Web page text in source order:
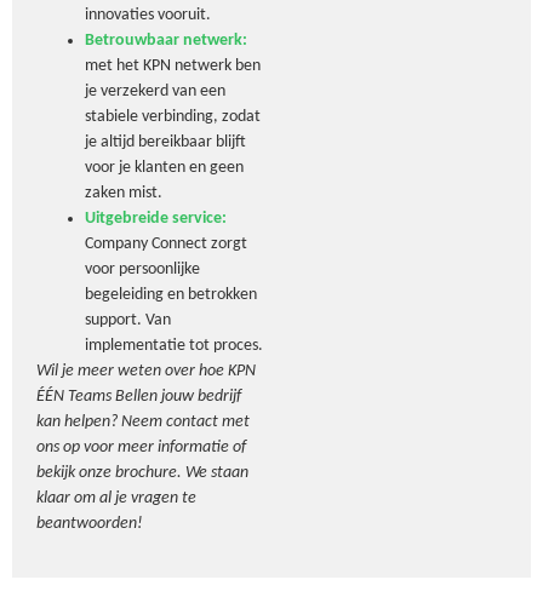
innovaties vooruit.
Betrouwbaar netwerk:
met het KPN netwerk ben
je verzekerd van een
stabiele verbinding, zodat
je altijd bereikbaar blijft
voor je klanten en geen
zaken mist.
Uitgebreide service:
Company Connect zorgt
voor persoonlijke
begeleiding en betrokken
support. Van
implementatie tot proces.
Wil je meer weten over hoe KPN
ÉÉN Teams Bellen jouw bedrijf
kan helpen? Neem contact met
ons op voor meer informatie of
bekijk onze brochure. We staan
klaar om al je vragen te
beantwoorden!